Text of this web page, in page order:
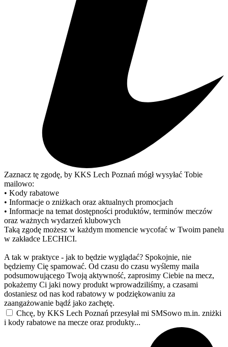
Zaznacz tę zgodę, by KKS Lech Poznań mógł wysyłać Tobie
mailowo:
• Kody rabatowe
• Informacje o zniżkach oraz aktualnych promocjach
• Informacje na temat dostępności produktów, terminów meczów
oraz ważnych wydarzeń klubowych
Taką zgodę możesz w każdym momencie wycofać w Twoim panelu
w zakładce LECHICI.
A tak w praktyce - jak to będzie wyglądać? Spokojnie, nie
będziemy Cię spamować. Od czasu do czasu wyślemy maila
podsumowującego Twoją aktywność, zaprosimy Ciebie na mecz,
pokażemy Ci jaki nowy produkt wprowadziliśmy, a czasami
dostaniesz od nas kod rabatowy w podziękowaniu za
zaangażowanie bądź jako zachętę.
Chcę, by KKS Lech Poznań przesyłał mi SMSowo m.in. zniżki
i kody rabatowe na mecze oraz produkty...